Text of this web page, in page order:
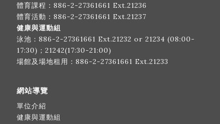
體育課程： 886-2-27361661 Ext.21236
體育活動： 886-2-27361661 Ext.21237
健康與運動組
泳池： 886-2-27361661 Ext.21232 or 21234 (08:00-
17:30)；21242(17:30-21:00)
場館及場地租用： 886-2-27361661 Ext.21233
網站導覽
單位介紹
健康與運動組